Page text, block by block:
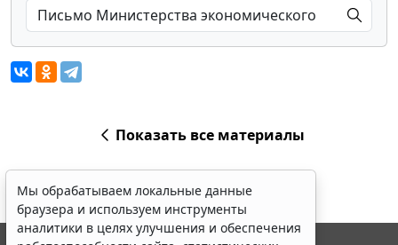
Показать все материалы
Мы обрабатываем локальные данные
браузера и используем инструменты
аналитики в целях улучшения и обеспечения